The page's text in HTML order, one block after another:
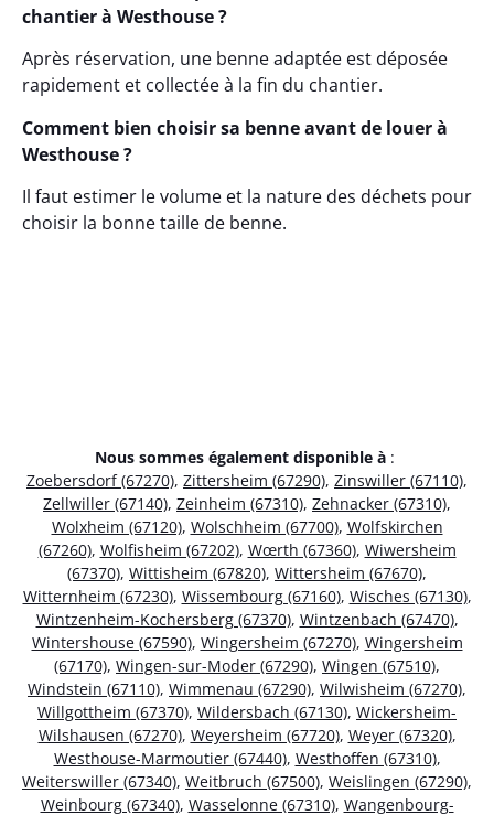
chantier à Westhouse ?
Après réservation, une benne adaptée est déposée
rapidement et collectée à la fin du chantier.
Comment bien choisir sa benne avant de louer à
Westhouse ?
Il faut estimer le volume et la nature des déchets pour
choisir la bonne taille de benne.
Nous sommes également disponible à :
Zoebersdorf (67270), Zittersheim (67290), Zinswiller (67110),
Zellwiller (67140), Zeinheim (67310), Zehnacker (67310),
Wolxheim (67120), Wolschheim (67700), Wolfskirchen
(67260), Wolfisheim (67202), Wœrth (67360), Wiwersheim
(67370), Wittisheim (67820), Wittersheim (67670),
Witternheim (67230), Wissembourg (67160), Wisches (67130),
Wintzenheim-Kochersberg (67370), Wintzenbach (67470),
Wintershouse (67590), Wingersheim (67270), Wingersheim
(67170), Wingen-sur-Moder (67290), Wingen (67510),
Windstein (67110), Wimmenau (67290), Wilwisheim (67270),
Willgottheim (67370), Wildersbach (67130), Wickersheim-
Wilshausen (67270), Weyersheim (67720), Weyer (67320),
Westhouse-Marmoutier (67440), Westhoffen (67310),
Weiterswiller (67340), Weitbruch (67500), Weislingen (67290),
Weinbourg (67340), Wasselonne (67310), Wangenbourg-